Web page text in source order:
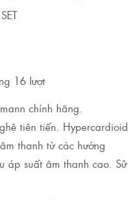
16 lượt
chính hãng.
tiên tiến. Hypercardioid
thanh từ các hướng
áp suất âm thanh cao. Sử